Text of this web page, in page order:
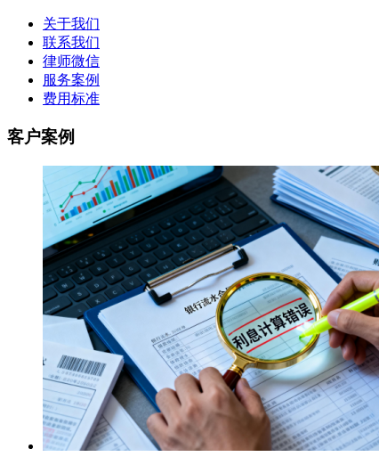
关于我们
联系我们
律师微信
服务案例
费用标准
客户案例